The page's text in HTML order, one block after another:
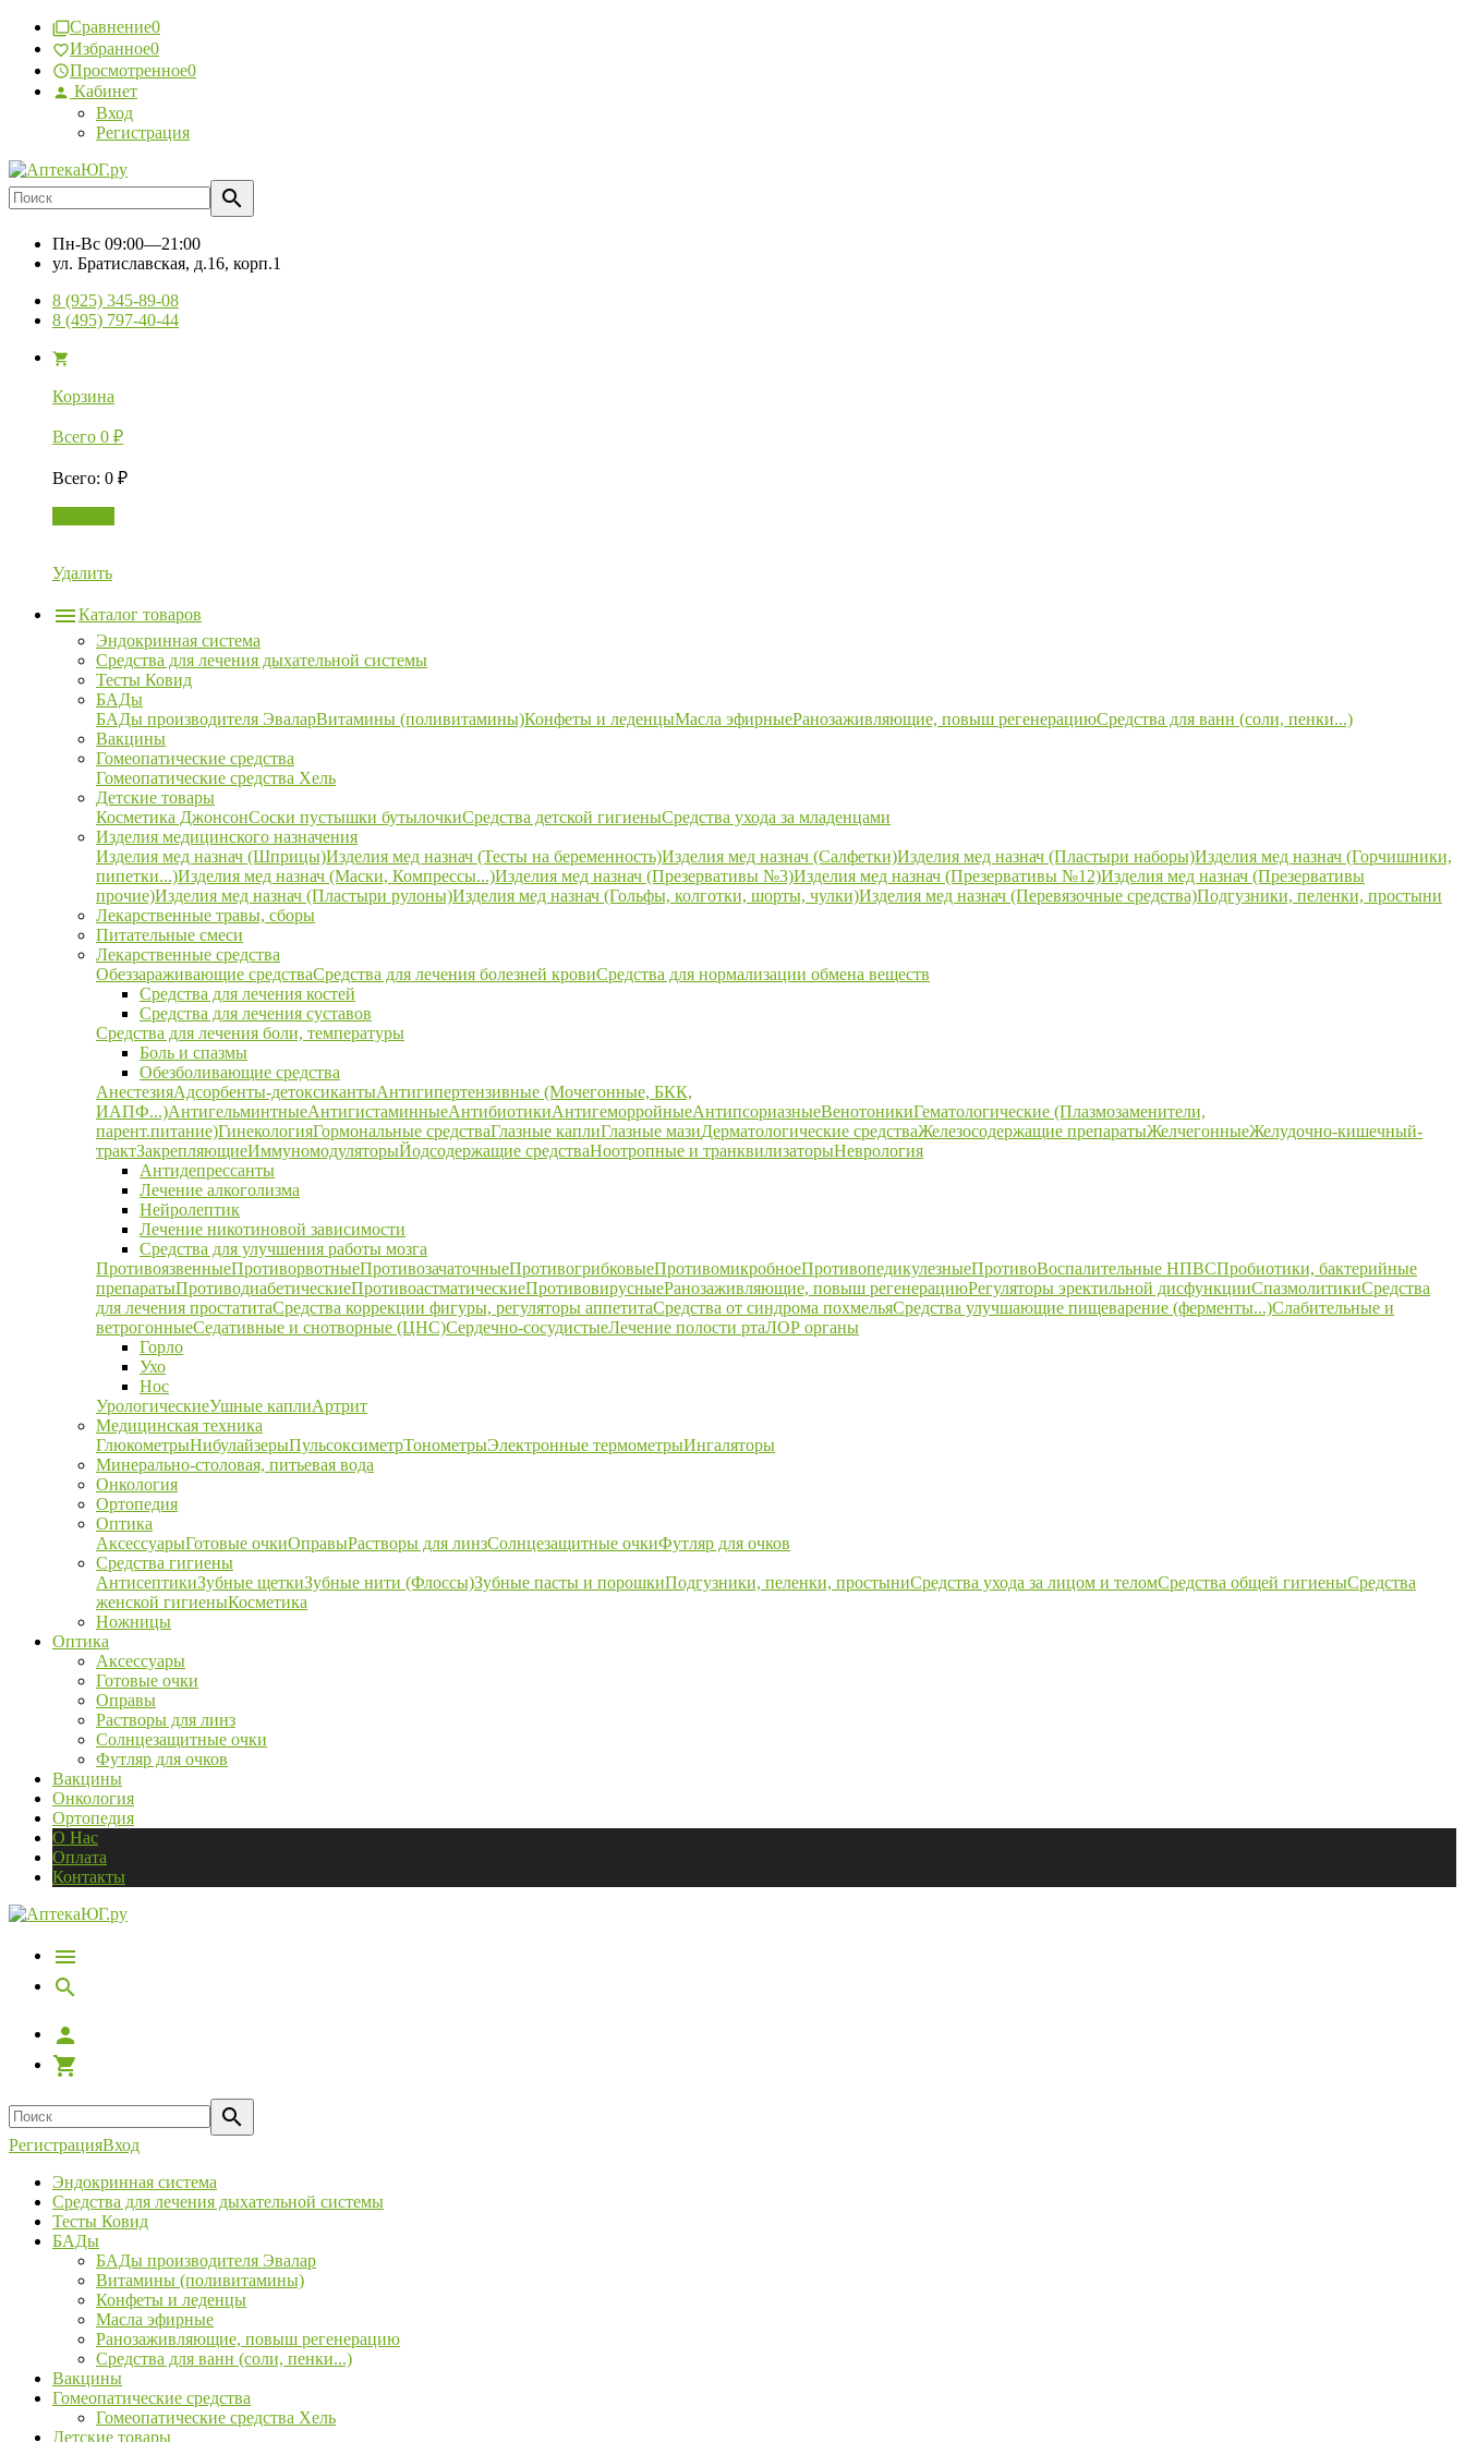
Сравнение0
Избранное0
Просмотренное0
Кабинет
Вход
Регистрация
Пн-Вс 09:00—21:00
ул. Братиславская, д.16, корп.1
8 (925) 345-89-08
8 (495) 797-40-44
Корзина
Всего 0 ₽
Всего: 0 ₽
Удалить
Каталог товаров
Эндокринная система
Средства для лечения дыхательной системы
Тесты Ковид
БАДы
БАДы производителя ЭваларВитамины (поливитамины)Конфеты и леденцыМасла эфирныеРанозаживляющие, повыш регенерациюСредства для ванн (соли, пенки...)
Вакцины
Гомеопатические средства
Гомеопатические средства Хель
Детские товары
Косметика ДжонсонСоски пустышки бутылочкиСредства детской гигиеныСредства ухода за младенцами
Изделия медицинского назначения
Изделия мед назнач (Шприцы)Изделия мед назнач (Тесты на беременность)Изделия мед назнач (Салфетки)Изделия мед назнач (Пластыри наборы)Изделия мед назнач (Горчишники,
пипетки...)Изделия мед назнач (Маски, Компрессы...)Изделия мед назнач (Презервативы №3)Изделия мед назнач (Презервативы №12)Изделия мед назнач (Презервативы
прочие)Изделия мед назнач (Пластыри рулоны)Изделия мед назнач (Гольфы, колготки, шорты, чулки)Изделия мед назнач (Перевязочные средства)Подгузники, пеленки, простыни
Лекарственные травы, сборы
Питательные смеси
Лекарственные средства
Обеззараживающие средстваСредства для лечения болезней кровиСредства для нормализации обмена веществ
Средства для лечения костей
Средства для лечения суставов
Средства для лечения боли, температуры
Боль и спазмы
Обезболивающие средства
АнестезияАдсорбенты-детоксикантыАнтигипертензивные (Мочегонные, БКК,
ИАПФ...)АнтигельминтныеАнтигистаминныеАнтибиотикиАнтигеморройныеАнтипсориазныеВенотоникиГематологические (Плазмозаменители,
парент.питание)ГинекологияГормональные средстваГлазные каплиГлазные мазиДерматологические средстваЖелезосодержащие препаратыЖелчегонныеЖелудочно-кишечный-
трактЗакрепляющиеИммуномодуляторыЙодсодержащие средстваНоотропные и транквилизаторыНеврология
Антидепрессанты
Лечение алкоголизма
Нейролептик
Лечение никотиновой зависимости
Средства для улучшения работы мозга
ПротивоязвенныеПротиворвотныеПротивозачаточныеПротивогрибковыеПротивомикробноеПротивопедикулезныеПротивоВоспалительные НПВСПробиотики, бактерийные
препаратыПротиводиабетическиеПротивоастматическиеПротивовирусныеРанозаживляющие, повыш регенерациюРегуляторы эректильной дисфункцииСпазмолитикиСредства
для лечения простатитаСредства коррекции фигуры, регуляторы аппетитаСредства от синдрома похмельяСредства улучшающие пищеварение (ферменты...)Слабительные и
ветрогонныеСедативные и снотворные (ЦНС)Сердечно-сосудистыеЛечение полости ртаЛОР органы
Горло
Ухо
Нос
УрологическиеУшные каплиАртрит
Медицинская техника
ГлюкометрыНибулайзерыПульсоксиметрТонометрыЭлектронные термометрыИнгаляторы
Минерально-столовая, питьевая вода
Онкология
Ортопедия
Оптика
АксессуарыГотовые очкиОправыРастворы для линзСолнцезащитные очкиФутляр для очков
Средства гигиены
АнтисептикиЗубные щеткиЗубные нити (Флоссы)Зубные пасты и порошкиПодгузники, пеленки, простыниСредства ухода за лицом и теломСредства общей гигиеныСредства
женской гигиеныКосметика
Ножницы
Оптика
Аксессуары
Готовые очки
Оправы
Растворы для линз
Солнцезащитные очки
Футляр для очков
Вакцины
Онкология
Ортопедия
О Нас
Оплата
Контакты
РегистрацияВход
Эндокринная система
Средства для лечения дыхательной системы
Тесты Ковид
БАДы
БАДы производителя Эвалар
Витамины (поливитамины)
Конфеты и леденцы
Масла эфирные
Ранозаживляющие, повыш регенерацию
Средства для ванн (соли, пенки...)
Вакцины
Гомеопатические средства
Гомеопатические средства Хель
Детские товары